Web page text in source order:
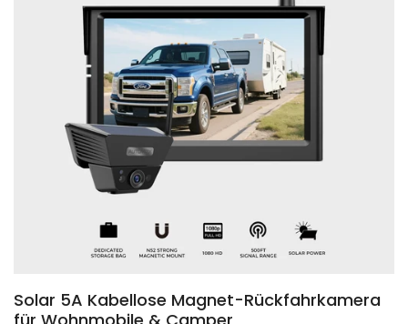
Solar 5A Kabellose Magnet-Rückfahrkamera